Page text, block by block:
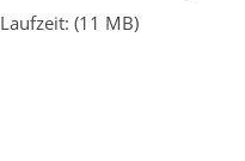
Laufzeit: (11 MB)